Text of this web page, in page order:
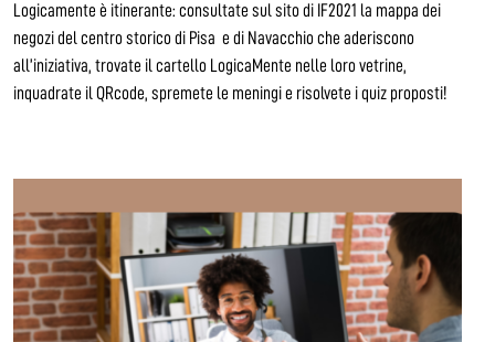
Logicamente è itinerante: consultate sul sito di IF2021 la mappa dei
negozi del centro storico di Pisa e di Navacchio che aderiscono
all’iniziativa, trovate il cartello LogicaMente nelle loro vetrine,
inquadrate il QRcode, spremete le meningi e risolvete i quiz proposti!